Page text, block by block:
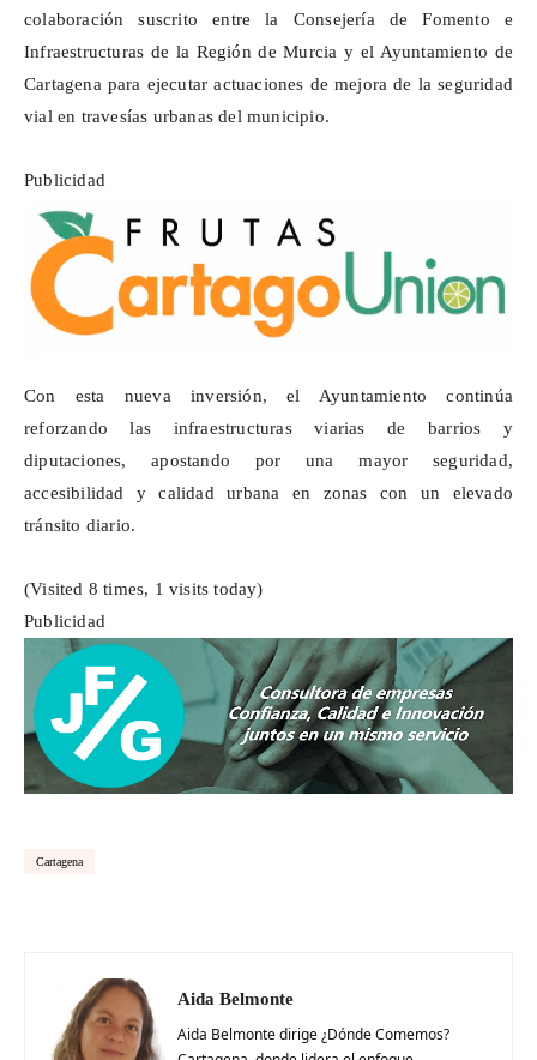
colaboración suscrito entre la Consejería de Fomento e
Infraestructuras de la Región de Murcia y el Ayuntamiento de
Cartagena para ejecutar actuaciones de mejora de la seguridad
vial en travesías urbanas del municipio.
Publicidad
Con esta nueva inversión, el Ayuntamiento continúa
reforzando las infraestructuras viarias de barrios y
diputaciones, apostando por una mayor seguridad,
accesibilidad y calidad urbana en zonas con un elevado
tránsito diario.
(Visited 8 times, 1 visits today)
Publicidad
Cartagena
Aida Belmonte
Aida Belmonte dirige ¿Dónde Comemos?